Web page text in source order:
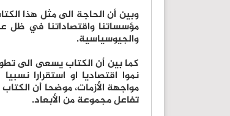
وبين أن الحاجة الى مثل هذا
مؤسساتنا واقتصاداتنا في ظل
والجيوسياسية.
كما بين أن الكتاب يسعى الى
نموا اقتصاديا او استقرارا
مواجهة الأزمات، موضحا أن
تفاعل مجموعة من الأبعاد.